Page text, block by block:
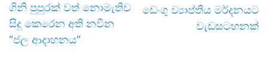
ගිනි පුපුරක් වත් නොමැතිව
සිදු කෙරෙන අති නවීන
“ජල ආදාහනය”
ඩෙංගු ව්‍යාප්තිය මර්දනයට
වැඩසටහනක්